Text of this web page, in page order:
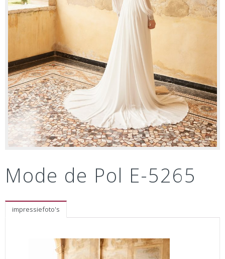
Mode de Pol E-5265
impressiefoto's